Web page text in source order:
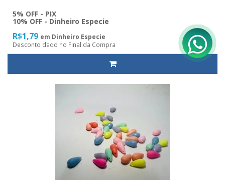
5% OFF - PIX
10% OFF - Dinheiro Especie
R$1,79 em Dinheiro Especie
Desconto dado no Final da Compra